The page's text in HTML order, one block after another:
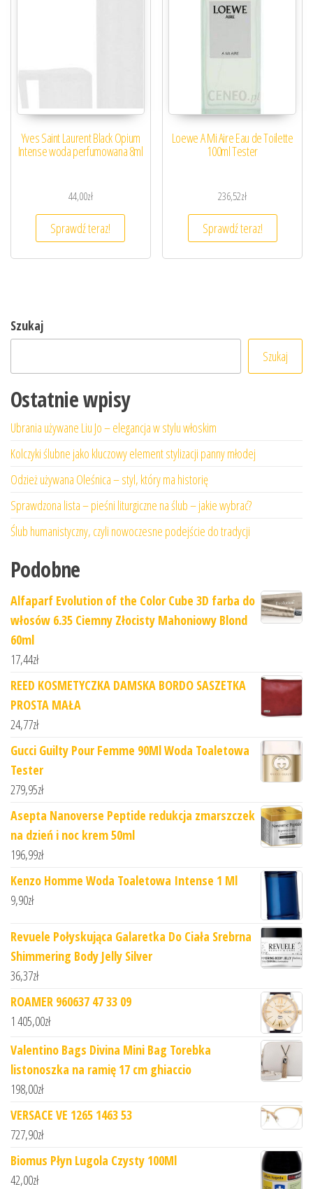
Yves Saint Laurent Black Opium
Intense woda perfumowana 8ml
44,00zł
Sprawdź teraz!
Loewe A Mi Aire Eau de Toilette
100ml Tester
236,52zł
Sprawdź teraz!
Szukaj
Szukaj
Ostatnie wpisy
Ubrania używane Liu Jo – elegancja w stylu włoskim
Kolczyki ślubne jako kluczowy element stylizacji panny młodej
Odzież używana Oleśnica – styl, który ma historię
Sprawdzona lista – pieśni liturgiczne na ślub – jakie wybrać?
Ślub humanistyczny, czyli nowoczesne podejście do tradycji
Podobne
Alfaparf Evolution of the Color Cube 3D farba do
włosów 6.35 Ciemny Złocisty Mahoniowy Blond
60ml
17,44zł
REED KOSMETYCZKA DAMSKA BORDO SASZETKA
PROSTA MAŁA
24,77zł
Gucci Guilty Pour Femme 90Ml Woda Toaletowa
Tester
279,95zł
Asepta Nanoverse Peptide redukcja zmarszczek
na dzień i noc krem 50ml
196,99zł
Kenzo Homme Woda Toaletowa Intense 1 Ml
9,90zł
Revuele Połyskująca Galaretka Do Ciała Srebrna
Shimmering Body Jelly Silver
36,37zł
ROAMER 960637 47 33 09
1 405,00zł
Valentino Bags Divina Mini Bag Torebka
listonoszka na ramię 17 cm ghiaccio
198,00zł
VERSACE VE 1265 1463 53
727,90zł
Biomus Płyn Lugola Czysty 100Ml
42,00zł